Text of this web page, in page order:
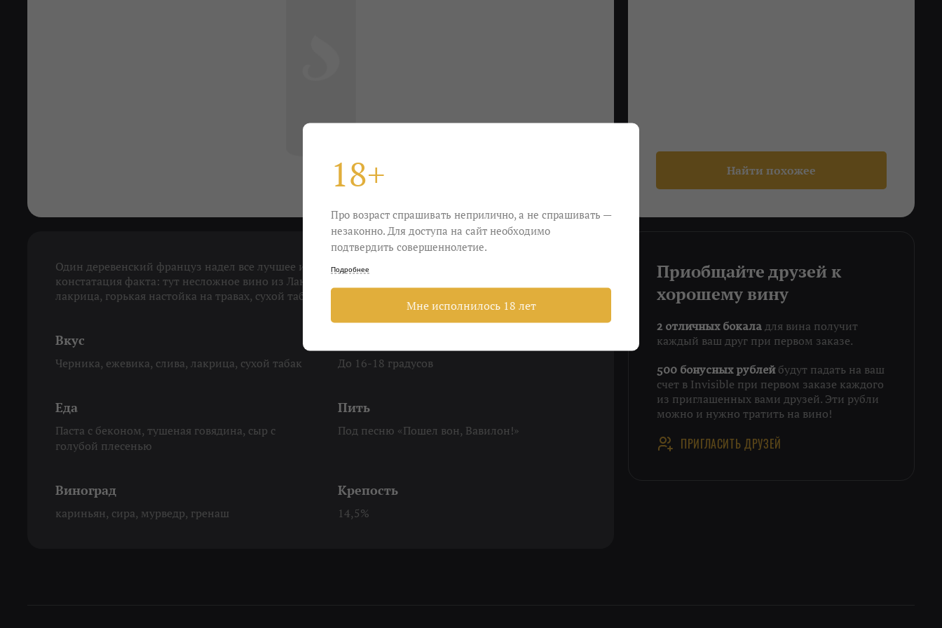
Найти похожее
Один деревенский француз надел все лучшее и пошел на праздник. Нет, это не начало анекдота, а
констатация факта: тут несложное вино из Лангедока на максималках — отборные ягоды черники,
лакрица, горькая настойка на травах, сухой табак и деревянный портсигар.
Вкус
Черника, ежевика, слива, лакрица, сухой табак До 16-18 градусов
Еда
Паста с беконом, тушеная говядина, сыр с
голубой плесенью
Пить
Под песню «Пошел вон, Вавилон!»
Виноград
кариньян, сира, мурведр, гренаш
Крепость
14,5%
Приобщайте друзей к
хорошему вину
2 отличных бокала для вина получит
каждый ваш друг при первом заказе.
500 бонусных рублейбудут падать на ваш
счет в Invisible при первом заказе каждого
из приглашенных вами друзей. Эти рубли
можно и нужно тратить на вино!
ПРИГЛАСИТЬ ДРУЗЕЙ
18+
Про возраст спрашивать неприлично, а не спрашивать —
незаконно. Для доступа на сайт необходимо
подтвердить совершеннолетие.
Подробнее
Мне исполнилось 18 лет